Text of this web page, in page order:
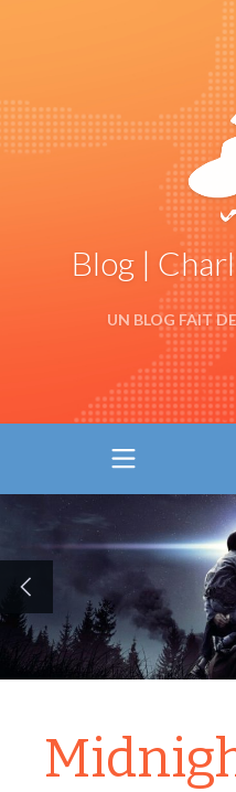
Blog |
UN BLOG FAIT